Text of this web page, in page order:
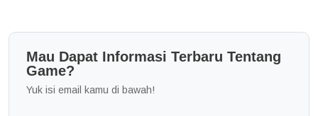
Mau Dapat Informasi Terbaru Tentang
Game?
Yuk isi email kamu di bawah!